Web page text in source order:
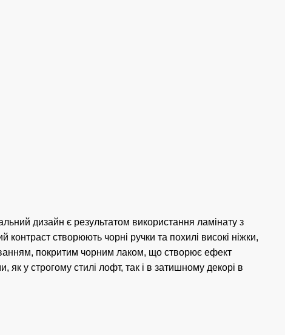
дизайн є результатом використання ламінату з
створюють чорні ручки та похилі високі ніжки,
покритим чорним лаком, що створює ефект
як у строгому стилі лофт, так і в затишному декорі в